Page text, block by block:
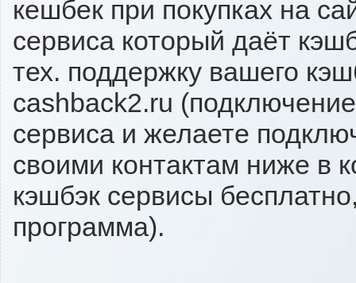
кешбек при покупках на
сервиса который даёт
тех. поддержку вашего
cashback2.ru
сервиса и желаете
своими контактам ниже в
кэшбэк сервисы
программа).